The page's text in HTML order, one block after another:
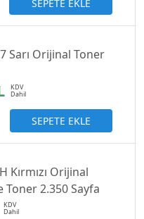
SEPETE EKLE
Sarı Orijinal Toner
SEPETE EKLE
Kırmızı Orijinal
Toner 2.350 Sayfa